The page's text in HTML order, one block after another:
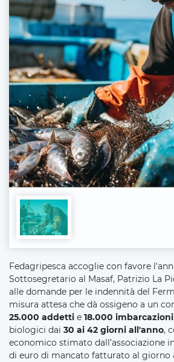
Fedagripesca accoglie con favore
Sottosegretario al Masaf, Patrizio La
alle domande per le indennità del
misura attesa che dà ossigeno a un
25.000 addetti e 18.000 imbarcazioni
biologici dai 30 ai 42 giorni all'anno,
economico stimato dall’associazione
di euro di mancato fatturato al giorno